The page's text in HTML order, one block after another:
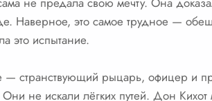
Наверное, это самое трудное —
это испытание.
странствующий рыцарь, офицер и
не искали лёгких путей. Дон Кихот